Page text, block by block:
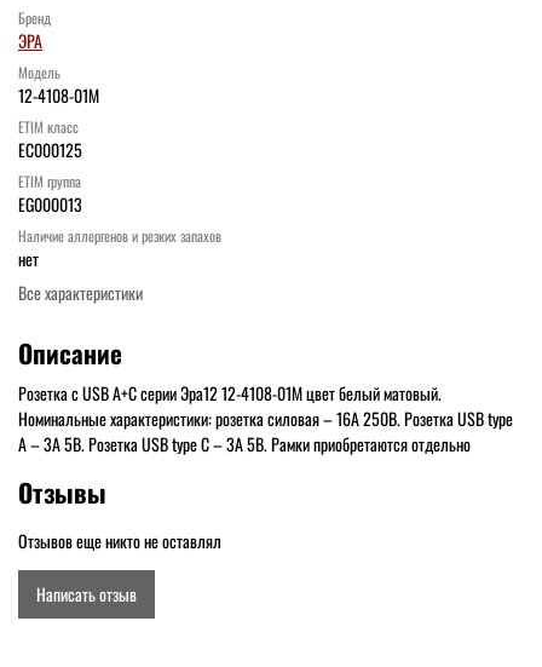
Бренд
ЭРА
Модель
12-4108-01М
ETIM класс
EC000125
ETIM группа
EG000013
Наличие аллергенов и резких запахов
нет
Все характеристики
Описание
Розетка с USB A+C серии Эра12 12-4108-01М цвет белый матовый.
Номинальные характеристики: розетка силовая – 16А 250В. Розетка USB type
A – 3A 5В. Розетка USB type C – 3A 5В. Рамки приобретаются отдельно
Отзывы
Отзывов еще никто не оставлял
Написать отзыв